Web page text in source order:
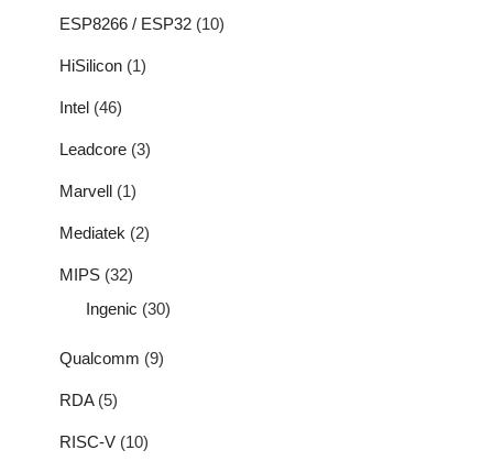
ESP8266 / ESP32 (10)
HiSilicon (1)
Intel (46)
Leadcore (3)
Marvell (1)
Mediatek (2)
MIPS (32)
Ingenic (30)
Qualcomm (9)
RDA(5)
RISC-V (10)